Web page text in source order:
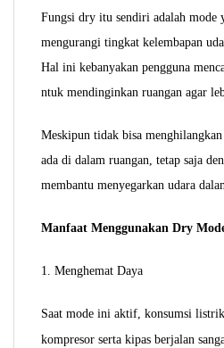
Fungsi dry itu sendiri adalah mode
mengurangi tingkat kelembapan
Hal ini kebanyakan pengguna
ntuk mendinginkan ruangan agar
Meskipun tidak bisa
ada di dalam ruangan, tetap saja
membantu menyegarkan udara
Manfaat Menggunakan Dry
1. Menghemat Daya
Saat mode ini aktif, konsumsi
kompresor serta kipas berjalan